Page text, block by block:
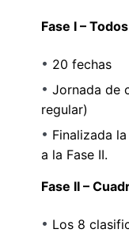
Fase I –
20 fechas
Jornada de
regular)
Finalizada
a la Fase II.
Fase II –
Los 8